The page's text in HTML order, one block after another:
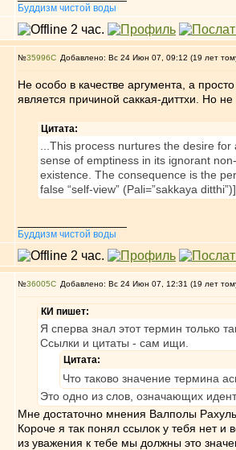
Буддизм чистой воды
№35996 Добавлено: Вс 24 Июн 07, 09:12 (19 лет
Не особо в качестве аргумента, а
является причиной саккая-диттхи. Но
Цитата:
...This process nurtures the desire
sense of emptiness in its ignorant
existence. The consequence is the
false “self-view” (Pali=”sakkaya
Буддизм чистой воды
№36005 Добавлено: Вс 24 Июн 07, 12:31 (19 лет
КИ пишет:
Я сперва знал этот термин только
Ссылки и цитаты - сам ищи.
Цитата:
Что таково значение термина
Это одно из слов, означающих
Мне достаточно мнения Валполы
Короче я так понял ссылок у тебя нет и
из уважения к тебе мы должны это